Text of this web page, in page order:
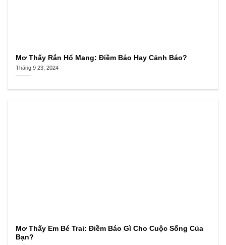
Mơ Thấy Rắn Hổ Mang: Điềm Báo Hay Cảnh Báo?
Tháng 9 23, 2024
Mơ Thấy Em Bé Trai: Điềm Báo Gì Cho Cuộc Sống Của
Bạn?